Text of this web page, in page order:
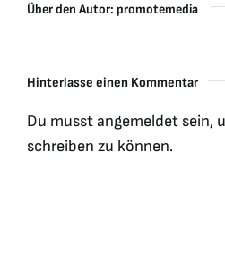
Über den Autor: promotemedia
Hinterlasse einen Kommentar
Du musstangemeldet sein,
schreiben zu können.